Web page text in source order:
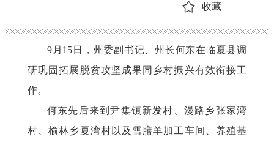
收藏
9月15日，州委副书记、州长何东在临夏县调
研巩固拓展脱贫攻坚成果同乡村振兴有效衔接工
作。
何东先后来到尹集镇新发村、漫路乡张家湾
村、榆林乡夏湾村以及雪膳羊加工车间、养殖基